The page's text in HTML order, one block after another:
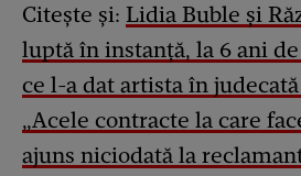
Citește și: Lidia Buble și
luptă în instanță, la 6 ani
ce l-a dat artista în
„Acele contracte la care
ajuns niciodată la